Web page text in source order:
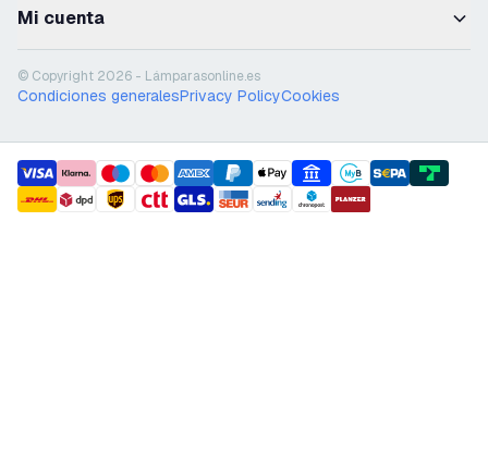
Mi cuenta
© Copyright 2026 - Lámparasonline.es
Condiciones generalesPrivacy PolicyCookies
payment methods
shipment methods